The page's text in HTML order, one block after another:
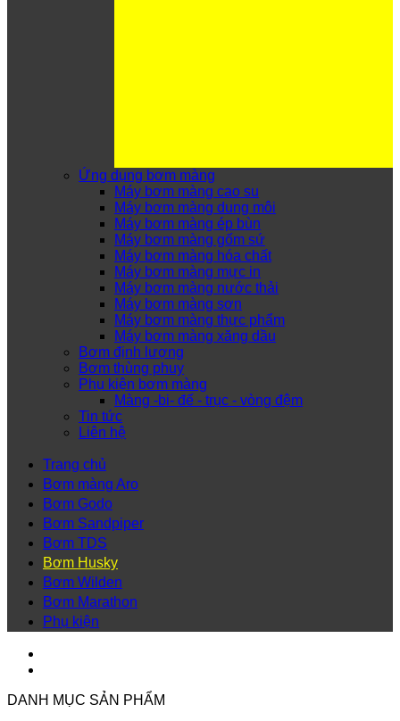
Ứng dụng bơm màng
Máy bơm màng cao su
Máy bơm màng dung môi
Máy bơm màng ép bùn
Máy bơm màng gốm sứ
Máy bơm màng hóa chất
Máy bơm màng mực in
Máy bơm màng nước thải
Máy bơm màng sơn
Máy bơm màng thực phẩm
Máy bơm màng xăng dầu
Bơm định lượng
Bơm thùng phuy
Phụ kiện bơm màng
Màng -bi- đế - trục - vòng đệm
Tin tức
Liên hệ
Trang chủ
Bơm màng Aro
Bơm Godo
Bơm Sandpiper
Bơm TDS
Bơm Husky
Bơm Wilden
Bơm Marathon
Phụ kiện
DANH MỤC SẢN PHẨM